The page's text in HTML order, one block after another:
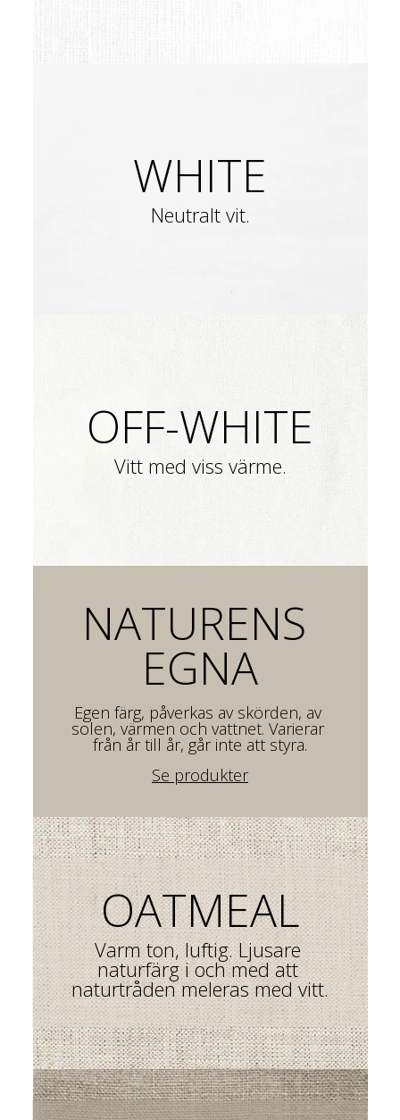
WHITE
Neutralt vit.
OFF-WHITE
Vitt med viss värme.
NATURENS
EGNA
Egen färg, påverkas av skörden, av
solen, värmen och vattnet. Varierar
från år till år, går inte att styra.
Se produkter
OATMEAL
Varm ton, luftig. Ljusare
naturfärg i och med att
naturtråden meleras med vitt.